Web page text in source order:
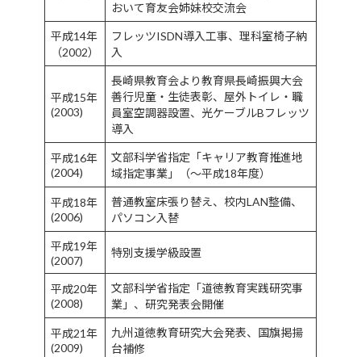
おいて育友会姉妹校交流会
平成14年
（2002）
フレッツISDN導入工事、理科室椅子納
入
平成15年
(2003)
長崎県教育会より教育県長崎振興大会
善行児童・生徒表彰、屋外トイレ・職
員室空調器設置、光ケーブルBフレッツ
導入
平成16年
(2004)
文部科学省指定「キャリア教育推進地
域指定事業」（～平成18年度）
平成18年
(2006)
普通教室床張り替え、校内LAN整備、
パソコン入替
平成19年
(2007)
特別支援学級設置
平成20年
(2008)
文部科学省指定「道徳教育実践研究事
業」、研究発表会開催
平成21年
(2009)
九州道徳教育研究大会発表、国旗掲揚
台補修